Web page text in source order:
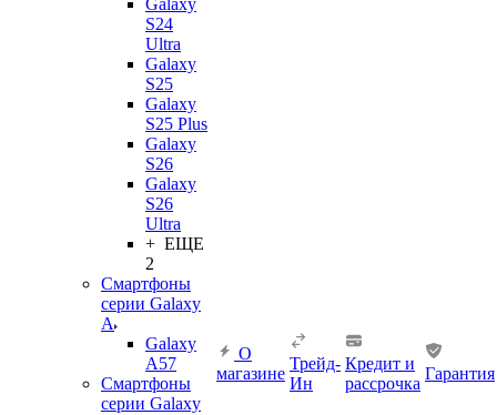
Galaxy
S24
Ultra
Galaxy
S25
Galaxy
S25 Plus
Galaxy
S26
Galaxy
S26
Ultra
+ ЕЩЕ
2
Смартфоны
серии Galaxy
A
Galaxy
A57
Смартфоны
серии Galaxy
О
магазине
Трейд-
Ин
Кредит и
рассрочка
Гарантия